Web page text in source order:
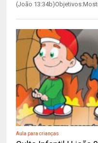
(João
Aula para crianças